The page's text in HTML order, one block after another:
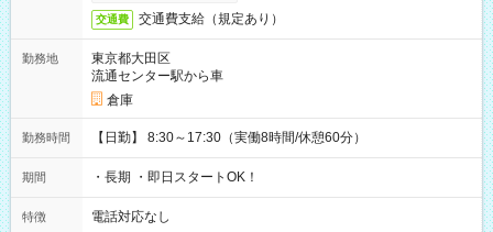
交通費 交通費支給（規定あり）
勤務地
東京都大田区
流通センター駅から車
倉庫
勤務時間 【日勤】 8:30～17:30（実働8時間/休憩60分）
期間 ・長期 ・即日スタートOK！
特徴 電話対応なし